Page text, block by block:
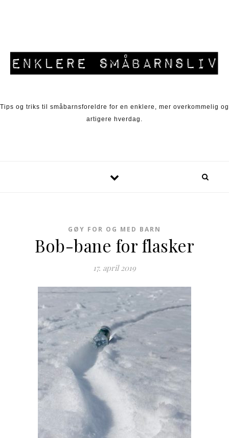
Tips og triks til småbarnsforeldre for en enklere, mer overkommelig og
artigere hverdag.
GØY FOR OG MED BARN
Bob-bane for flasker
17. april 2019